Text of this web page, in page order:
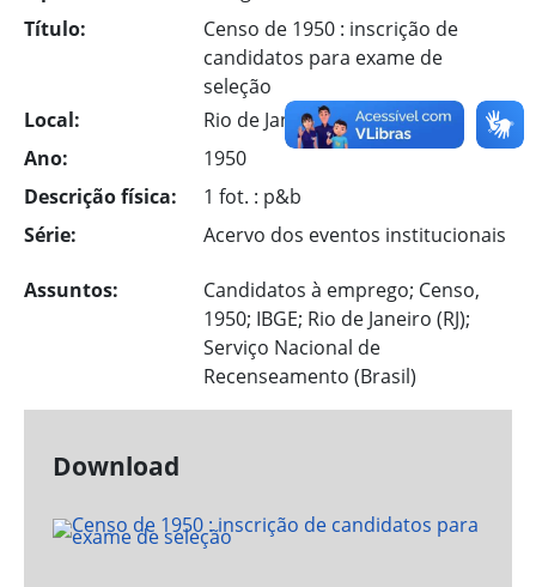
Título:
Censo de 1950 : inscrição de
candidatos para exame de
seleção
Local:
Rio de Janeiro
Ano:
1950
Descrição física:
1 fot. : p&b
Série:
Acervo dos eventos institucionais
Assuntos:
Candidatos à emprego; Censo,
1950; IBGE; Rio de Janeiro (RJ);
Serviço Nacional de
Recenseamento (Brasil)
Download